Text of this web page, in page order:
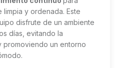
limpia y ordenada. Este
disfrute de un ambiente
días, evitando la
promoviendo un entorno